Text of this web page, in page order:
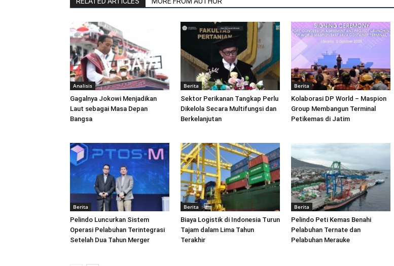
Analisis
Gagalnya Jokowi Menjadikan
Laut sebagai Masa Depan
Bangsa
Berita
Sektor Perikanan Tangkap Perlu
Dikelola Secara Multifungsi dan
Berkelanjutan
Berita
Kolaborasi DP World – Maspion
Group Membangun Terminal
Petikemas di Jatim
Berita
Pelindo Luncurkan Sistem
Operasi Pelabuhan Terintegrasi
Setelah Dua Tahun Merger
Berita
Biaya Logistik di Indonesia Turun
Tajam dalam Lima Tahun
Terakhir
Berita
Pelindo Peti Kemas Benahi
Pelabuhan Ternate dan
Pelabuhan Merauke